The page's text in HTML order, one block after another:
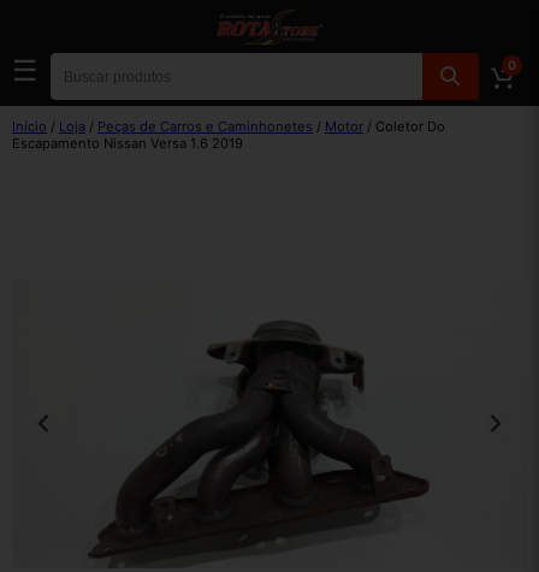
☰ 0
Início / Loja / Peças de Carros e Caminhonetes / Motor / Coletor Do
Escapamento Nissan Versa 1.6 2019